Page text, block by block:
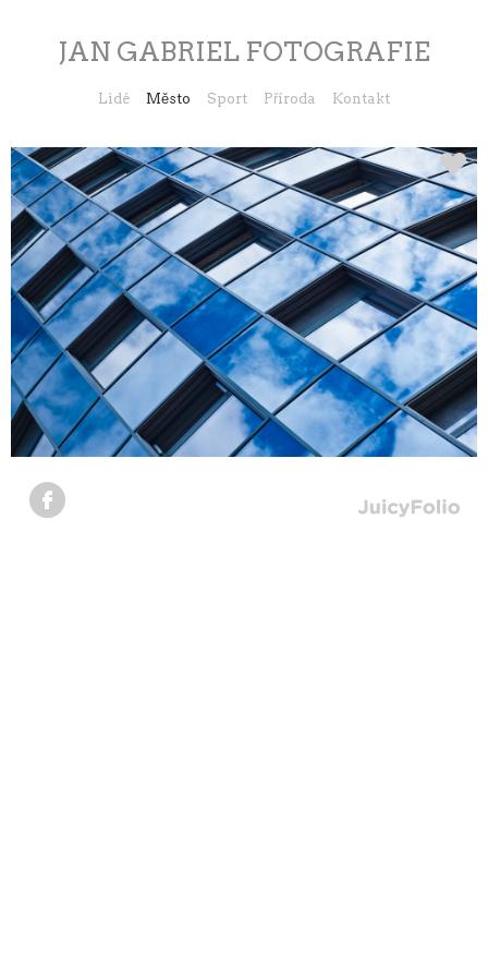
JAN GABRIEL FOTOGRAFIE
Lidé Město Sport Příroda Kontakt